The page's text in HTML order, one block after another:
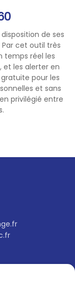
de ses
cet outil très
temps réel les
les alerter en
pour les
et sans
privilégié entre